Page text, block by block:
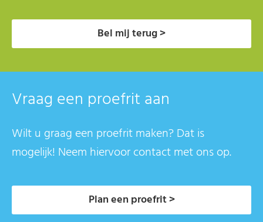
Bel mij terug >
Vraag een proefrit aan
Wilt u graag een proefrit maken? Dat is
mogelijk! Neem hiervoor contact met ons op.
Plan een proefrit >